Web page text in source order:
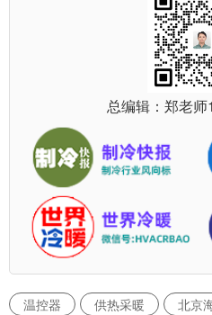
总编辑：郑老师
温控器 供热采暖 北京